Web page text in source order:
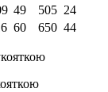
49 505 24
60 650 44